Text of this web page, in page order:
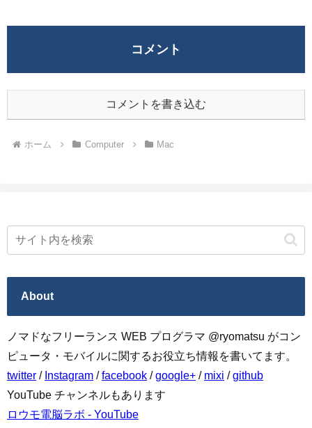
コメント
コメントを書き込む
ホーム Computer Mac
About
ノマドなフリーランス WEB プログラマ @ryomatsu がコン
ピュータ・モバイルに関するお役立ち情報を書いてます。
twitter / Instagram /facebook /google+ / mixi /github
YouTube チャンネルもあります
ロウモ電脳ラボ - YouTube